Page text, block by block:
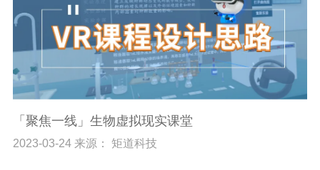
「聚焦一线」生物虚拟现实课堂
2023-03-24 来源： 矩道科技